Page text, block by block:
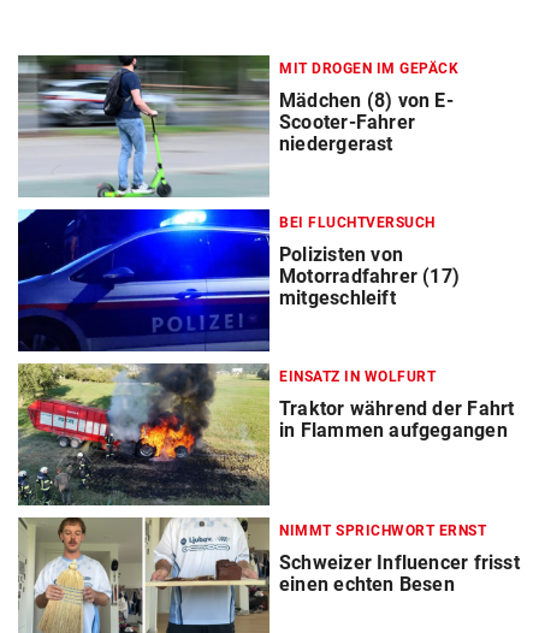
MIT DROGEN IM GEPÄCK
Mädchen (8) von E-
Scooter-Fahrer
niedergerast
BEI FLUCHTVERSUCH
Polizisten von
Motorradfahrer (17)
mitgeschleift
EINSATZ IN WOLFURT
Traktor während der Fahrt
in Flammen aufgegangen
NIMMT SPRICHWORT ERNST
Schweizer Influencer frisst
einen echten Besen